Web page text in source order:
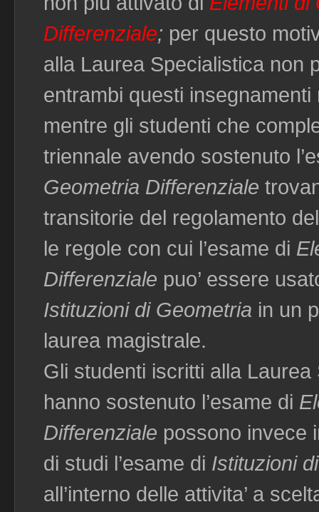
Differenziale; per questo
alla Laurea Specialistica non
entrambi questi
mentre gli studenti che
triennale avendo sostenuto
Geometria Differenziale
transitorie del regolamento
le regole con cui l’esame di
Differenziale puo’ essere
Istituzioni di Geometria in un
laurea magistrale.
Gli studenti iscritti alla
hanno sostenuto l’esame di
Differenziale possono invece
di studi l’esame di Istituzioni
all’interno delle attivita’ a